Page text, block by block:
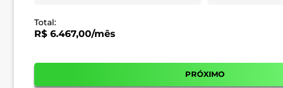
Total:
R$ 6.467,00/mês
PRÓXIMO